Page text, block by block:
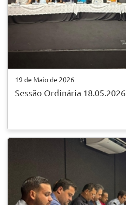
19 de Maio de 2026
Sessão Ordinária 18.05.2026